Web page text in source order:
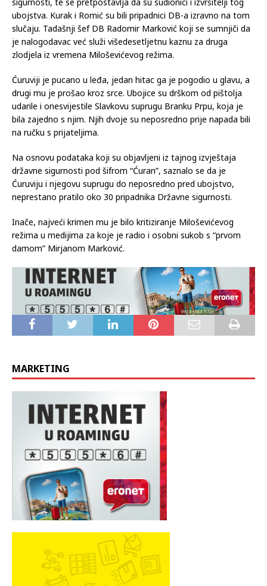
ubojstva. Kurak i Romić su bili pripadnici DB-a izravno na tom
slučaju. Tadašnji šef DB Radomir Marković koji se sumnjiči da
je nalogodavac već služi višedesetljetnu kaznu za druga
zlodjela iz vremena Miloševićevog režima.
Ćuruviji je pucano u leđa, jedan hitac ga je pogodio u glavu, a
drugi mu je prošao kroz srce. Ubojice su drškom od pištolja
udarile i onesvijestile Slavkovu suprugu Branku Prpu, koja je
bila zajedno s njim. Njih dvoje su neposredno prije napada bili
na ručku s prijateljima.
Na osnovu podataka koji su objavljeni iz tajnog izvještaja
državne sigurnosti pod šifrom “Ćuran”, saznalo se da je
Ćuruviju i njegovu suprugu do neposredno pred ubojstvo,
neprestano pratilo oko 30 pripadnika Državne sigurnosti.
Inače, najveći krimen mu je bilo kritiziranje Miloševićevog
režima u medijima za koje je radio i osobni sukob s “prvom
damom” Mirjanom Marković.
MARKETING